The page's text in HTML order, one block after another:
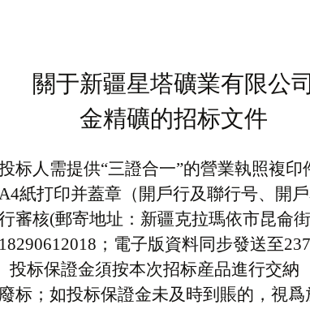
關于新疆星塔礦業有限公司
金精礦的招标文件
标人需提供“三證合一”的營業執照複
紙打印并蓋章（開戶行及聯行号、開
審核(郵寄地址：新疆克拉瑪依市昆侖
；電子版資料同步發送至
投标保證金須按本次招标産品進行交納
标；如投标保證金未及時到賬的，視